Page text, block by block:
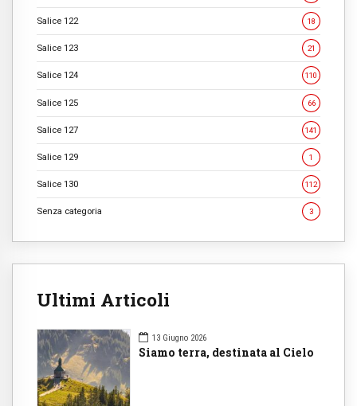
Salice 122 18
Salice 123 21
Salice 124 110
Salice 125 66
Salice 127 141
Salice 129 1
Salice 130 112
Senza categoria 3
Ultimi Articoli
13 Giugno 2026
Siamo terra, destinata al Cielo